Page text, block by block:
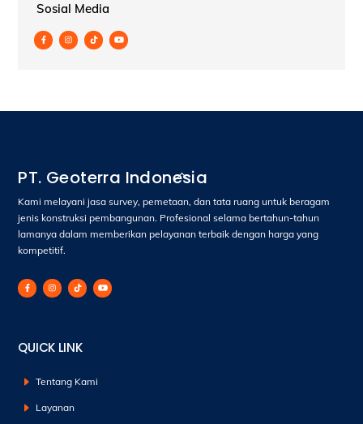
Sosial Media
Back
To
Top
PT. Geoterra Indonesia
Kami melayani jasa survey, pemetaan, dan tata ruang untuk beragam
jenis konstruksi pembangunan. Profesional selama bertahun-tahun
lamanya dalam memberikan pelayanan terbaik dengan harga yang
kompetitif.
QUICK LINK
Tentang Kami
Layanan